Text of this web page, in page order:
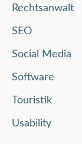
Rechtsanwalt
SEO
Social Media
Software
Touristik
Usability